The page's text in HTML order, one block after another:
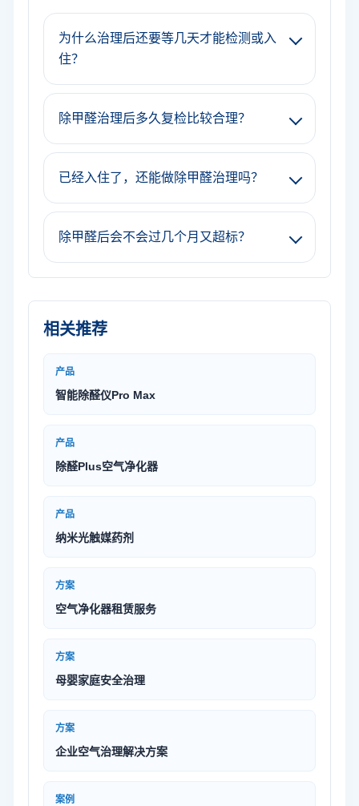
为什么治理后还要等几天才能检测或入
住？
除甲醛治理后多久复检比较合理？
已经入住了，还能做除甲醛治理吗？
除甲醛后会不会过几个月又超标？
相关推荐
产品
智能除醛仪Pro Max
产品
除醛Plus空气净化器
产品
纳米光触媒药剂
方案
空气净化器租赁服务
方案
母婴家庭安全治理
方案
企业空气治理解决方案
案例